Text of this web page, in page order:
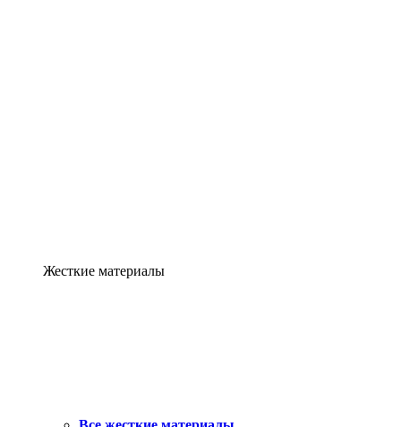
Жесткие материалы